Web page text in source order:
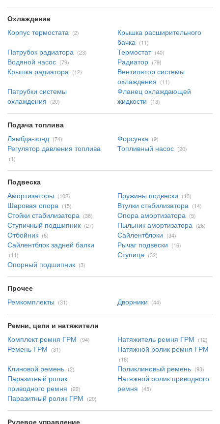
Охлаждение
Корпус термостата (2)
Крышка расширительного
бачка (11)
Патрубок радиатора (23) Термостат (40)
Водяной насос (79) Радиатор (79)
Крышка радиатора (12)
Вентилятор системы
охлаждения (11)
Патрубки системы
охлаждения (20)
Фланец охлаждающей
жидкости (13)
Подача топлива
Лямбда-зонд (74) Форсунка (9)
Регулятор давления топлива
(1)
Топливный насос (20)
Подвеска
Амортизаторы (102) Пружины подвески (10)
Шаровая опора (15) Втулки стабилизатора (14)
Стойки стабилизатора (38) Опора амортизатора (5)
Ступичный подшипник (27) Пыльник амортизатора (26)
Отбойник (6) Сайлентблоки (34)
Сайлентблок задней балки
(11)
Рычаг подвески (16)
Ступица (32)
Опорный подшипник (3)
Прочее
Ремкомплекты (31) Дворники (44)
Ремни, цепи и натяжители
Комплект ремня ГРМ (94) Натяжитель ремня ГРМ (12)
Ремень ГРМ (31) Натяжной ролик ремня ГРМ
(18)
Клиновой ремень (2) Поликлиновый ремень (93)
Паразитный ролик
приводного ремня (22)
Натяжной ролик приводного
ремня (45)
Паразитный ролик ГРМ (20)
Рулевое управление